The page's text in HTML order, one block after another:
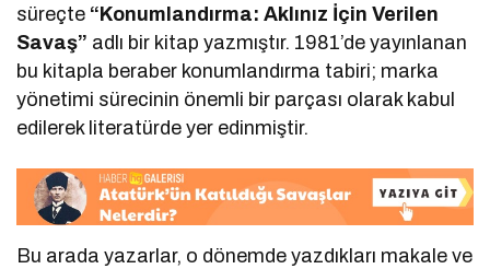
süreçte “Konumlandırma: Aklınız İçin Verilen
Savaş” adlı bir kitap yazmıştır. 1981’de yayınlanan
bu kitapla beraber konumlandırma tabiri; marka
yönetimi sürecinin önemli bir parçası olarak kabul
edilerek literatürde yer edinmiştir.
Bu arada yazarlar, o dönemde yazdıkları makale ve